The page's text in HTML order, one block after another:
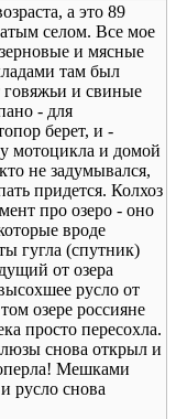
а это 89
селом. Все мое
и мясные
там был
говяжьи и свиные
- для
берет, и -
мотоцикла и домой
не задумывался,
придется. Колхоз
про озеро - оно
вроде
гугла (спутник)
от озера
русло от
озере россияне
просто пересохла.
снова открыл и
Мешками
русло снова